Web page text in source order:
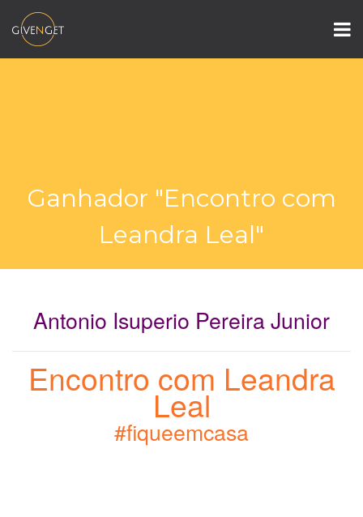
Ganhador "Encontro com
Leandra Leal"
Antonio Isuperio Pereira Junior
Encontro com Leandra
Leal
#fiqueemcasa